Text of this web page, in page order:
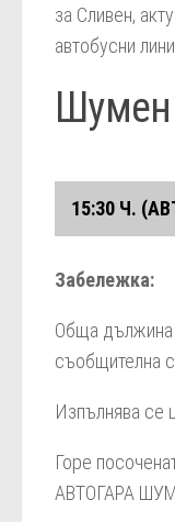
за Сливен,
автобусни
Шумен
15:30 Ч.
Автогара
Пробуда
Презвитер
Забележка:
Обща дължина
съобщителна
Изпълнява се
Горе
АВТОГАРА